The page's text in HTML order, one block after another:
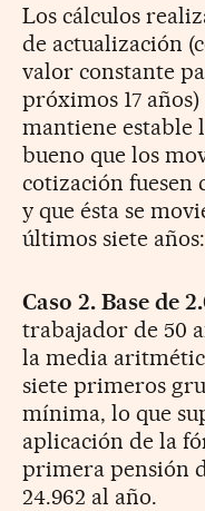
Los cálculos
de actualización
valor constante
próximos 17
mantiene estable
bueno que los
cotización fuesen
y que ésta se
últimos siete
Caso 2. Base de
trabajador de 50
la media
siete primeros
mínima, lo que
aplicación de la
primera pensión
24.962 al año.